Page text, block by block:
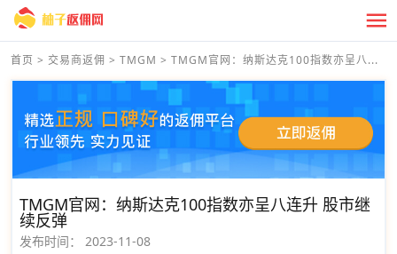
首页 > 交易商返佣 > TMGM > TMGM官网：纳斯达克100指数亦呈八...
TMGM官网：纳斯达克100指数亦呈八连升 股市继
续反弹
发布时间： 2023-11-08